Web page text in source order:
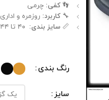
👣کفی: چرمی
🔧کاربرد: روزمره و اداری
📏 سایز بندی:
رنگ بندی
سایز